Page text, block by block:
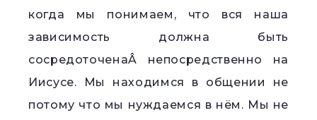
когда мы понимаем, что вся наша
зависимость должна быть
сосредоточенаÂ непосредственно на
Иисусе. Мы находимся в общении не
потому что мы нуждаемся в нём. Мы не